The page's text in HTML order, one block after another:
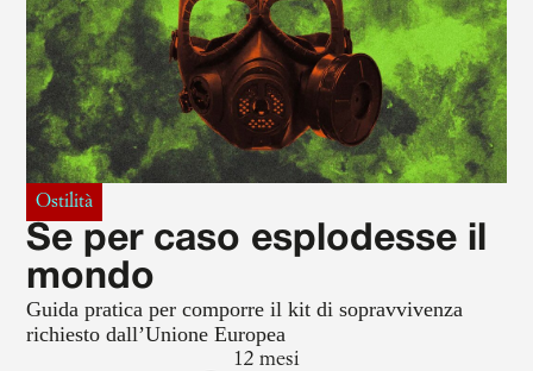
Ostilità
Se per caso esplodesse il
mondo
Guida pratica per comporre il kit di sopravvivenza
richiesto dall’Unione Europea
12 mesi